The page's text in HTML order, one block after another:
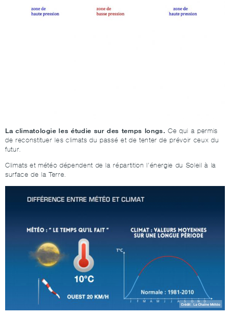
La climatologie les étudie sur des temps longs. Ce qui a permis
de reconstituer les climats du passé et de tenter de prévoir ceux du
futur.
Climats et météo dépendent de la répartition l’énergie du Soleil à la
surface de la Terre.